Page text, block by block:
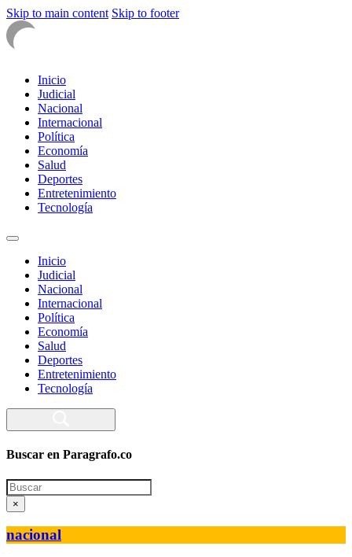
Skip to main content Skip to footer
Inicio
Judicial
Nacional
Internacional
Política
Economía
Salud
Deportes
Entretenimiento
Tecnología
Inicio
Judicial
Nacional
Internacional
Política
Economía
Salud
Deportes
Entretenimiento
Tecnología
Buscar en Paragrafo.co
Search
×
nacional